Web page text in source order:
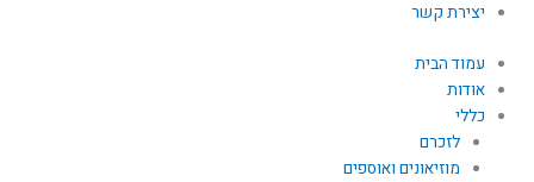
יצירת קשר
עמוד הבית
אודות
כללי
לזכרם
מוזיאונים ואוספים